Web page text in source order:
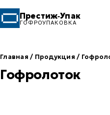
Престиж‑Упак
ГОФРОУПАКОВКА
Главная / Продукция /
Гофролоток